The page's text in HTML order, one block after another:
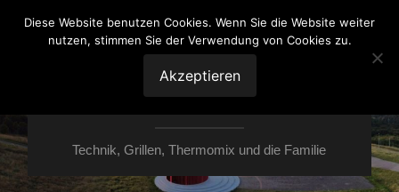
VON ESSEN ÜBER
HESSEN NACH
MOERS
Technik, Grillen, Thermomix und die Familie
Diese Website benutzen Cookies. Wenn Sie die Website weiter
nutzen, stimmen Sie der Verwendung von Cookies zu.
Akzeptieren